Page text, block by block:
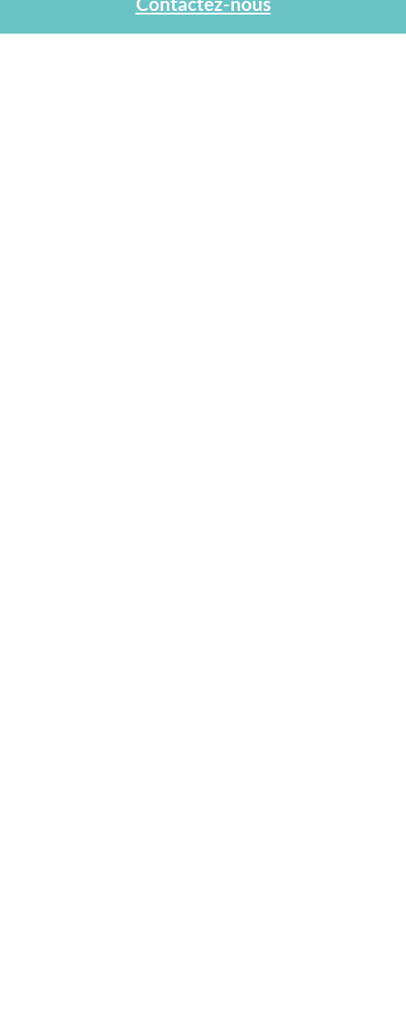
Protection des données personnelles